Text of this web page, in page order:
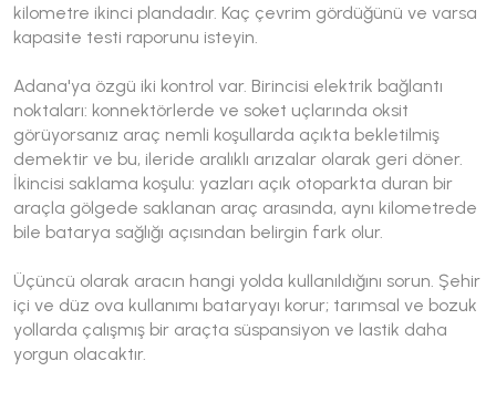
kilometre ikinci plandadır. Kaç çevrim gördüğünü ve varsa
kapasite testi raporunu isteyin.
Adana'ya özgü iki kontrol var. Birincisi elektrik bağlantı
noktaları: konnektörlerde ve soket uçlarında oksit
görüyorsanız araç nemli koşullarda açıkta bekletilmiş
demektir ve bu, ileride aralıklı arızalar olarak geri döner.
İkincisi saklama koşulu: yazları açık otoparkta duran bir
araçla gölgede saklanan araç arasında, aynı kilometrede
bile batarya sağlığı açısından belirgin fark olur.
Üçüncü olarak aracın hangi yolda kullanıldığını sorun. Şehir
içi ve düz ova kullanımı bataryayı korur; tarımsal ve bozuk
yollarda çalışmış bir araçta süspansiyon ve lastik daha
yorgun olacaktır.